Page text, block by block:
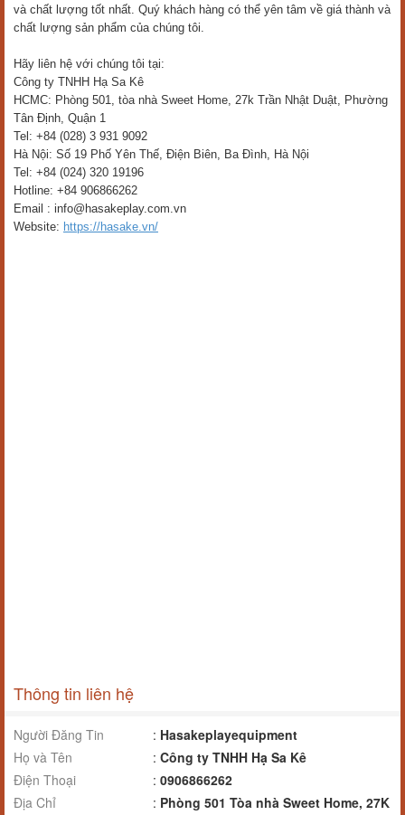
và chất lượng tốt nhất. Quý khách hàng có thể yên tâm về giá thành và
chất lượng sản phẩm của chúng tôi.
Hãy liên hệ với chúng tôi tại:
Công ty TNHH Hạ Sa Kê
HCMC: Phòng 501, tòa nhà Sweet Home, 27k Trần Nhật Duật, Phường
Tân Định, Quận 1
Tel: +84 (028) 3 931 9092
Hà Nội: Số 19 Phố Yên Thế, Điện Biên, Ba Đình, Hà Nội
Tel: +84 (024) 320 19196
Hotline: +84 906866262
Email : info@hasakeplay.com.vn
Website: https://hasake.vn/
Thông tin liên hệ
Người Đăng Tin : Hasakeplayequipment
Họ và Tên
: Công ty TNHH Hạ Sa Kê
Điện Thoại
: 0906866262
Địa Chỉ
: Phòng 501 Tòa nhà Sweet Home, 27K